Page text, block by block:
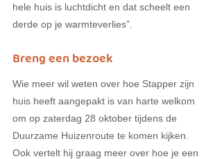
hele huis is luchtdicht en dat scheelt een
derde op je warmteverlies”.
Breng een bezoek
Wie meer wil weten over hoe Stapper zijn
huis heeft aangepakt is van harte welkom
om op zaterdag 28 oktober tijdens de
Duurzame Huizenroute te komen kijken.
Ook vertelt hij graag meer over hoe je een